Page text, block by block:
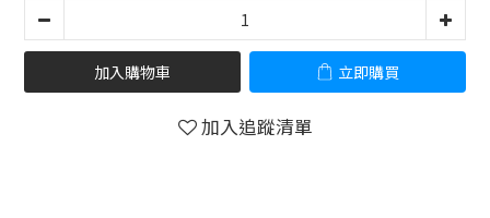
加入購物車 立即購買
加入追蹤清單